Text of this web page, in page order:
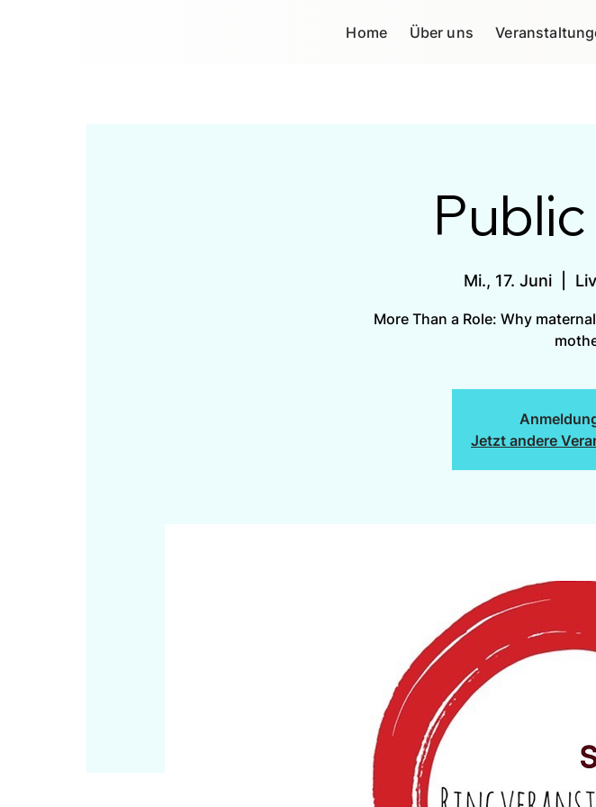
Home Über uns
Mi., 17. Juni
More Than a Role: Why
Jetzt andere